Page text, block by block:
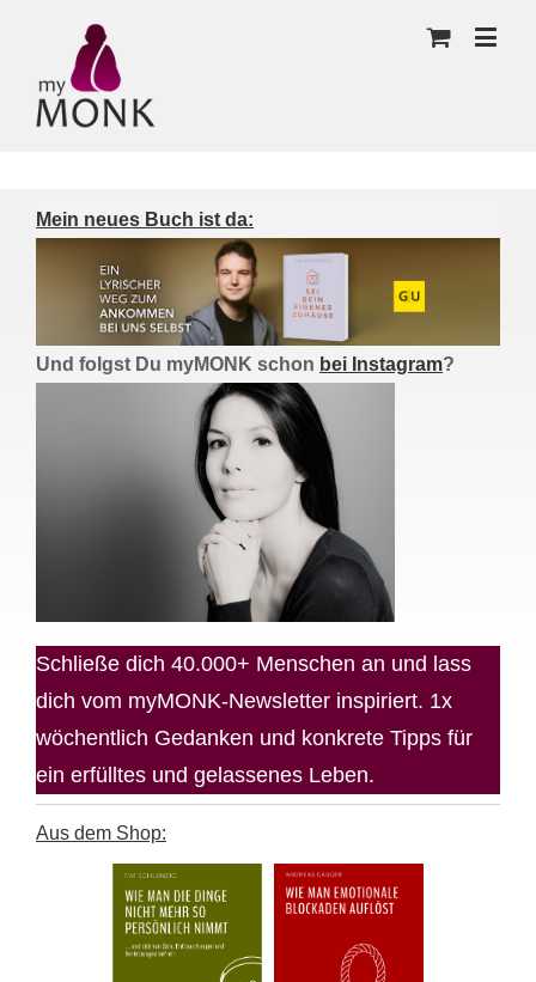
Mein neues Buch ist da:
Und folgst Du myMONK schon bei Instagram?
Schließe dich 40.000+ Menschen an und lass
dich vom myMONK-Newsletter inspiriert. 1x
wöchentlich Gedanken und konkrete Tipps für
ein erfülltes und gelassenes Leben.
Aus dem Shop: